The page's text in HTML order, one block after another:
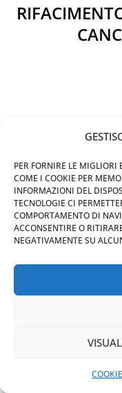
PER FORNIRE LE
COME I COOKIE PER
INFORMAZIONI DEL
TECNOLOGIE CI
COMPORTAMENTO DI
ACCONSENTIRE O
NEGATIVAMENTE SU